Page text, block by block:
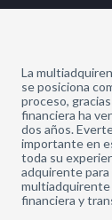
La
se posiciona
proceso,
financiera ha
dos años.
importante en
toda su
adquirente
multiadquirente
financiera y